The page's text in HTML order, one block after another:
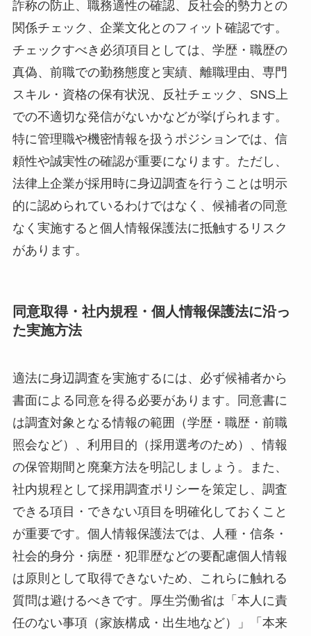
詐称の防止、職務適性の確認、反社会的勢力との
関係チェック、企業文化とのフィット確認です。
チェックすべき必須項目としては、学歴・職歴の
真偽、前職での勤務態度と実績、離職理由、専門
スキル・資格の保有状況、反社チェック、SNS上
での不適切な発信がないかなどが挙げられます。
特に管理職や機密情報を扱うポジションでは、信
頼性や誠実性の確認が重要になります。ただし、
法律上企業が採用時に身辺調査を行うことは明示
的に認められているわけではなく、候補者の同意
なく実施すると個人情報保護法に抵触するリスク
があります。
同意取得・社内規程・個人情報保護法に沿っ
た実施方法
適法に身辺調査を実施するには、必ず候補者から
書面による同意を得る必要があります。同意書に
は調査対象となる情報の範囲（学歴・職歴・前職
照会など）、利用目的（採用選考のため）、情報
の保管期間と廃棄方法を明記しましょう。また、
社内規程として採用調査ポリシーを策定し、調査
できる項目・できない項目を明確化しておくこと
が重要です。個人情報保護法では、人種・信条・
社会的身分・病歴・犯罪歴などの要配慮個人情報
は原則として取得できないため、これらに触れる
質問は避けるべきです。厚生労働省は「本人に責
任のない事項（家族構成・出生地など）」「本来